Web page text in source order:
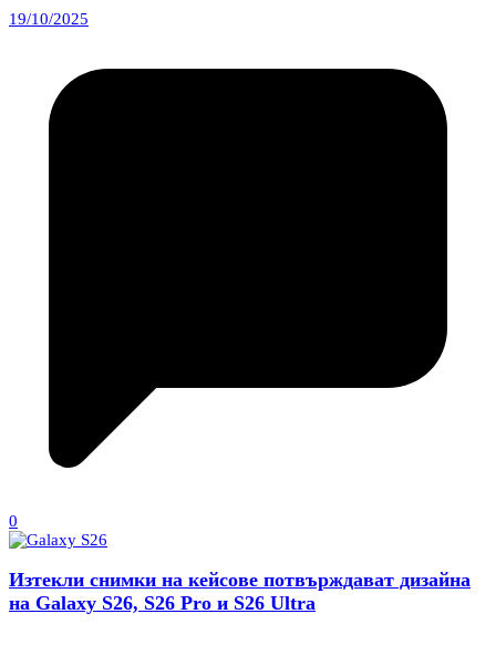
19/10/2025
0
Изтекли снимки на кейсове потвърждават дизайна
на Galaxy S26, S26 Pro и S26 Ultra